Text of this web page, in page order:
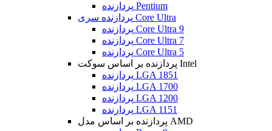
پردازنده Pentium
پردازنده سری Core Ultra
پردازنده Core Ultra 9
پردازنده Core Ultra 7
پردازنده Core Ultra 5
پردازنده بر اساس سوکت Intel
پردازنده LGA 1851
پردازنده LGA 1700
پردازنده LGA 1200
پردازنده LGA 1151
پردازنده بر اساس مدل AMD